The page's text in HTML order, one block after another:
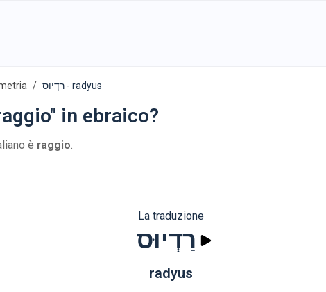
רַדְיוּס - radyus
in ebraico?
è raggio.
La traduzione
רַדְיוּס
radyus